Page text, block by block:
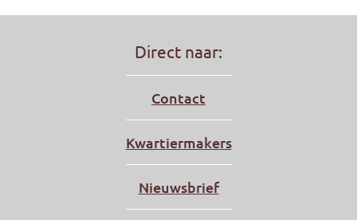
Direct naar:
Contact
Kwartiermakers
Nieuwsbrief